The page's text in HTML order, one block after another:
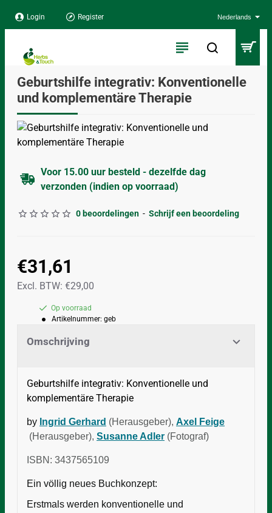
Login Register Nederlands
Geburtshilfe integrativ: Konventionelle
und komplementäre Therapie
Voor 15.00 uur besteld - dezelfde dag
verzonden (indien op voorraad)
0 beoordelingen - Schrijf een beoordeling
€31,61
Excl. BTW: €29,00
Op voorraad
Artikelnummer: geb
Omschrijving
Geburtshilfe integrativ: Konventionelle und
komplementäre Therapie
by Ingrid Gerhard (Herausgeber), Axel Feige
(Herausgeber), Susanne Adler (Fotograf)
ISBN: 3437565109
Ein völlig neues Buchkonzept:
Erstmals werden konventionelle und